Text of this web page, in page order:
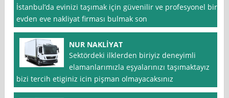
İstanbul’da evinizi taşımak için güvenilir ve profesyonel bir
evden eve nakliyat firması bulmak son
NUR NAKLİYAT
Sektördeki ilklerden biriyiz deneyimli
elamanlarımızla eşyalarınızı taşımaktayız
bizi tercih etiginiz icin pişman olmayacaksınız